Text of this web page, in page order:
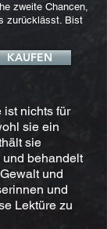
zweite Chancen,
zurücklässt. Bist
KAUFEN
ist nichts für
sie ein
sie
behandelt
und
und
Lektüre zu